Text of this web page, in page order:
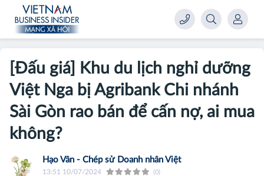
[Đấu giá] Khu du lịch nghỉ dưỡng
Việt Nga bị Agribank Chi nhánh
Sài Gòn rao bán để cấn nợ, ai mua
không?
Hạo Vân - Chép sử Doanh nhân Việt
13:51 10/07/2024 (0)